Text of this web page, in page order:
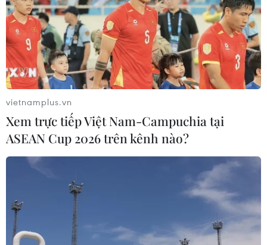
Bia Văn Miếu Quốc Tử Giám, ảnh tư liệu chụp năm 1920.
Hình ảnh Văn Miếu năm 1920. (Ảnh tư liệu)
vietnamplus.vn
Xem trực tiếp Việt Nam-Campuchia tại
ASEAN Cup 2026 trên kênh nào?